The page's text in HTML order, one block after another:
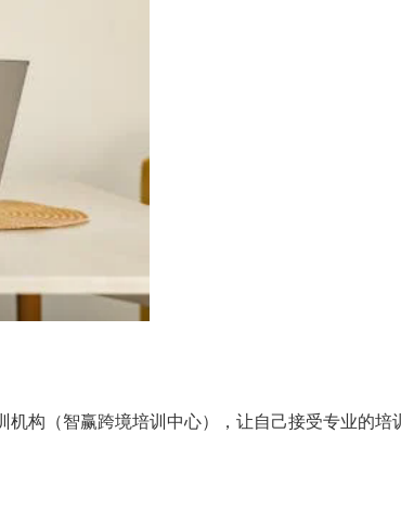
构（智赢跨境培训中心），让自己接受专业的培